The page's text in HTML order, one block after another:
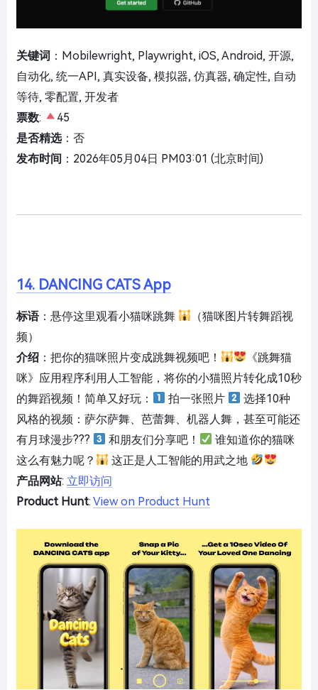
关键词 ：Mobilewright, Playwright, iOS, Android, 开源,
自动化, 统一API, 真实设备, 模拟器, 仿真器, 确定性, 自动
等待, 零配置, 开发者
票数:
45
是否精选：否
发布时间 ：2026年05月04日 PM03:01 (北京时间)
14. DANCING CATS App
标语：悬停这里观看小猫咪跳舞
（猫咪图片转舞蹈视
频）
介绍 ：把你的猫咪照片变成跳舞视频吧！
《跳舞猫
咪》应用程序利用人工智能，将你的小猫照片转化成10秒
的舞蹈视频！简单又好玩：
拍一张照片
选择10种
风格的视频：萨尔萨舞、芭蕾舞、机器人舞，甚至可能还
有月球漫步???
和朋友们分享吧！
谁知道你的猫咪
这么有魅力呢？
这正是人工智能的用武之地
产品网站: 立即访问
Product Hunt: View on Product Hunt